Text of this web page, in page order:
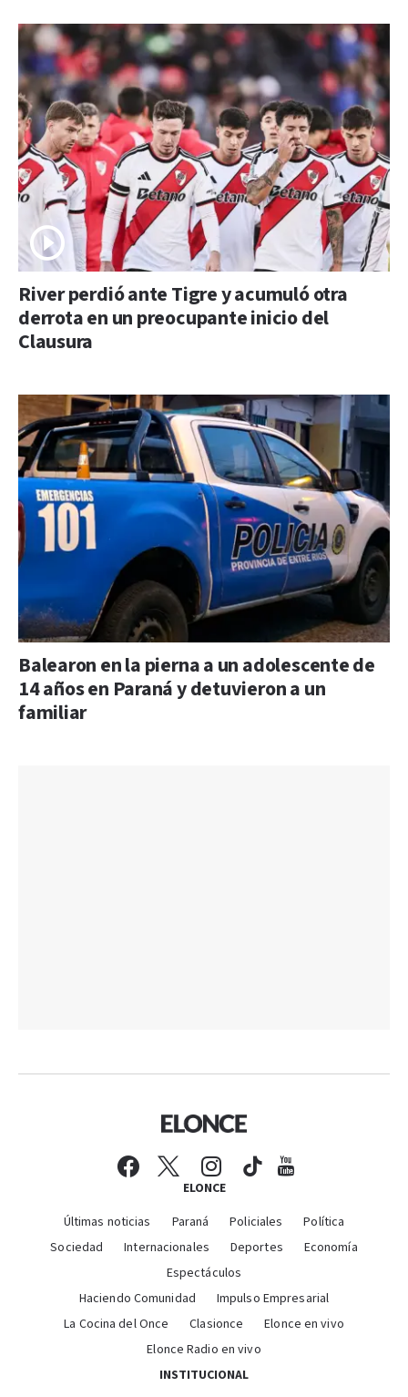
River perdió ante Tigre y acumuló otra
derrota en un preocupante inicio del
Clausura
Balearon en la pierna a un adolescente de
14 años en Paraná y detuvieron a un
familiar
ELONCE
Últimas noticias Paraná Policiales
Política
Sociedad
Internacionales Deportes
Economía
Espectáculos
Haciendo Comunidad
Impulso Empresarial
La Cocina del Once
Clasionce
Elonce en vivo
Elonce Radio en vivo
INSTITUCIONAL